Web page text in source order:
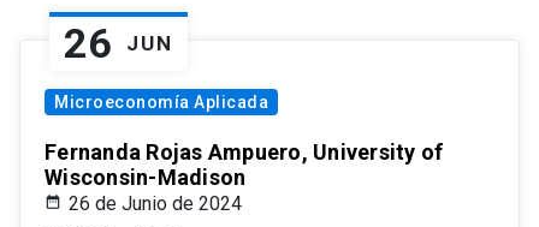
26 JUN
Microeconomía Aplicada
Fernanda Rojas Ampuero, University of
Wisconsin-Madison
26 de Junio de 2024